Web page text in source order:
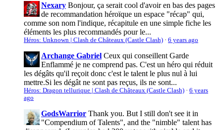
Nexary Bonjour, ça serait cool d'avoir en bas des pages
de recommandation héroïque un espace "récap" qui,
comme son nom l'indique, récapitule en une simple fiche les
éléments les plus recommandés pour le...
Héros: Unknown | Clash de Châteaux (Castle Clash) · 6 years ago
Archange Gabriel Ceux qui conseillent Garde
Enflammé je ne comprend pas. C'est un héro qui réduit
les dégâts qu'il reçoit donc c'est le talent le plus nul à lui
mettre.Si les dégât ne sont pas reçus, ils ne sont...
Héros: Dragon tellurique | Clash de Châteaux (Castle Clash) · 6 years
ago
GodsWarrior Thank you. But I still don't see it in
"Compendium of Talents", and the "nimble" talent has